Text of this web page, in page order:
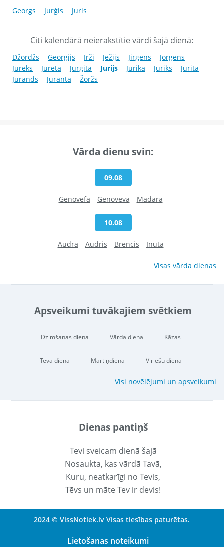
Georgs Jurģis Juris
Citi kalendārā neierakstītie vārdi šajā dienā:
Džordžs Georgijs Irži Ježijs Jirgens
Jorgens
Jureks
Jureta Jurgita Jurijs Jurika Juriks
Jurita
Jurands
Juranta Žoržs
Vārda dienu svin:
09.08
Genovefa Genoveva Madara
10.08
Audra Audris Brencis Inuta
Visas vārda dienas
Apsveikumi tuvākajiem svētkiem
Dzimšanas diena Vārda diena Kāzas
Tēva diena Mārtiņdiena Vīriešu diena
Visi novēlējumi un apsveikumi
Dienas pantiņš
Tevi sveicam dienā šajā
Nosaukta, kas vārdā Tavā,
Kuru, neatkarīgi no Tevis,
Tēvs un māte Tev ir devis!
2024 © VissNotiek.lv Visas tiesības paturētas.
Lietošanas noteikumi